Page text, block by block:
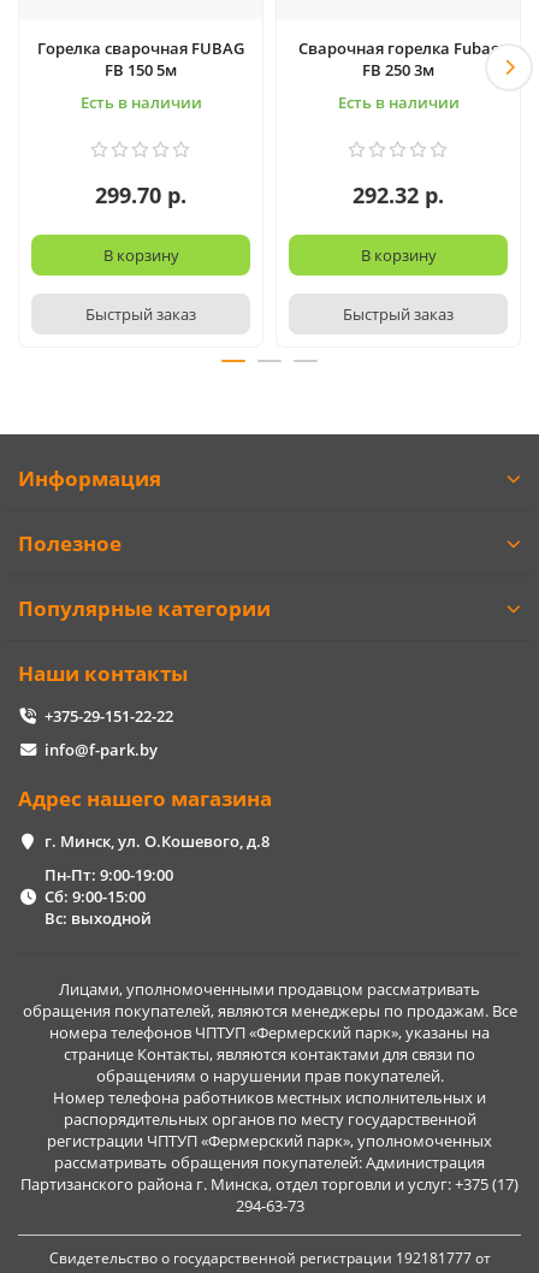
Горелка сварочная FUBAG
FB 150 5м
Есть в наличии
299.70 р.
В корзину
Быстрый заказ
Сварочная горелка Fubag
FB 250 3м
Есть в наличии
292.32 р.
В корзину
Быстрый заказ
Информация
Полезное
Популярные категории
Наши контакты
+375-29-151-22-22
info@f-park.by
Адрес нашего магазина
г. Минск, ул. О.Кошевого, д.8
Пн-Пт: 9:00-19:00
Сб: 9:00-15:00
Вс: выходной
Лицами, уполномоченными продавцом рассматривать
обращения покупателей, являются менеджеры по продажам. Все
номера телефонов ЧПТУП «Фермерский парк», указаны на
странице Контакты, являются контактами для связи по
обращениям о нарушении прав покупателей.
Номер телефона работников местных исполнительных и
распорядительных органов по месту государственной
регистрации ЧПТУП «Фермерский парк», уполномоченных
рассматривать обращения покупателей: Администрация
Партизанского района г. Минска, отдел торговли и услуг: +375 (17)
294-63-73
Свидетельство о государственной регистрации 192181777 от